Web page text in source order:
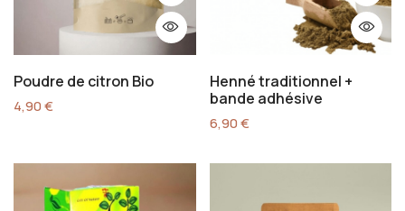
Poudre de citron Bio
4,90€
Henné traditionnel +
bande adhésive
6,90€